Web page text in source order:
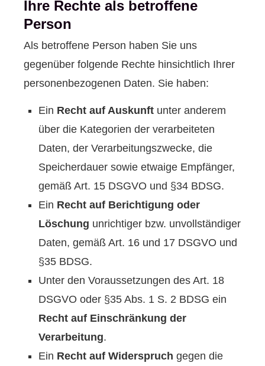
Ihre Rechte als betroffene
Person
Als betroffene Person haben Sie uns
gegenüber folgende Rechte hinsichtlich Ihrer
personenbezogenen Daten. Sie haben:
Ein Recht auf Auskunft unter anderem
über die Kategorien der verarbeiteten
Daten, der Verarbeitungszwecke, die
Speicherdauer sowie etwaige Empfänger,
gemäß Art. 15 DSGVO und §34 BDSG.
Ein Recht auf Berichtigung oder
Löschung unrichtiger bzw. unvollständiger
Daten, gemäß Art. 16 und 17 DSGVO und
§35 BDSG.
Unter den Voraussetzungen des Art. 18
DSGVO oder §35 Abs. 1 S. 2 BDSG ein
Recht auf Einschränkung der
Verarbeitung.
Ein Recht auf Widerspruch gegen die